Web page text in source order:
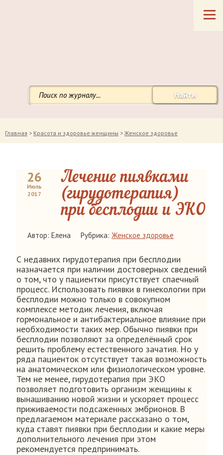
Найти
Главная > Красота и здоровье женщины > Женское здоровье
26
Июль
2017
Лечение пиявками
(гирудотерапия)
при бесплодии и ЭКО
Автор: Елена Рубрика: Женское здоровье
С недавних гирудотерапия при бесплодии
назначается при наличии достоверных сведений
о том, что у пациентки присутствует спаечный
процесс. Использовать пиявки в гинекологии при
бесплодии можно только в совокупном
комплексе методик лечения, включая
гормональное и антибактериальное влияние при
необходимости таких мер. Обычно пиявки при
бесплодии позволяют за определённый срок
решить проблему естественного зачатия. Но у
ряда пациенток отсутствует такая возможность
на анатомическом или физиологическом уровне.
Тем не менее, гирудотерапия при ЭКО
позволяет подготовить организм женщины к
вынашиванию новой жизни и ускоряет процесс
приживаемости подсаженных эмбрионов. В
предлагаемом материале рассказано о том,
куда ставят пиявки при бесплодии и какие меры
дополнительного лечения при этом
рекомендуется предпринимать.